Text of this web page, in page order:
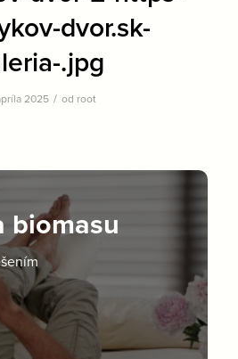
dvor.sk-
.jpg
2025 / od root
biomasu